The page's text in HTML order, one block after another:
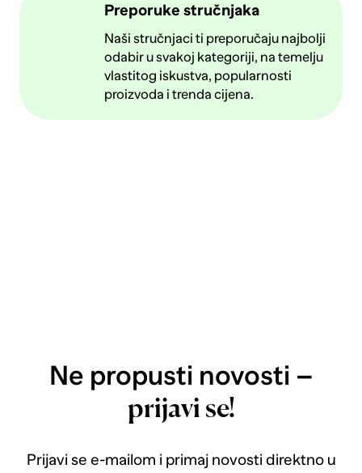
Preporuke stručnjaka
Naši stručnjaci ti preporučaju najbolji
odabir u svakoj kategoriji, na temelju
vlastitog iskustva, popularnosti
proizvoda i trenda cijena.
Ne propusti novosti –
prijavi se!
Prijavi se e-mailom i primaj novosti direktno u